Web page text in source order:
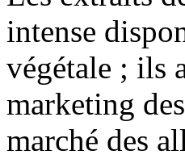
intense
végétale ; ils
marketing
marché des